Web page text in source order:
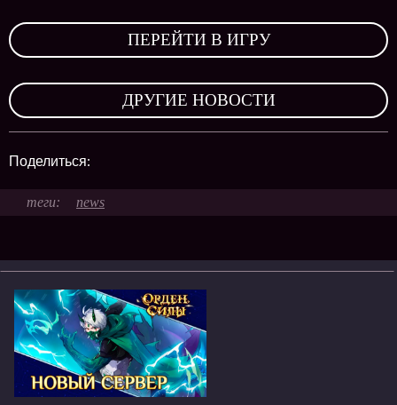
ПЕРЕЙТИ В ИГРУ
ДРУГИЕ НОВОСТИ
Поделиться:
news